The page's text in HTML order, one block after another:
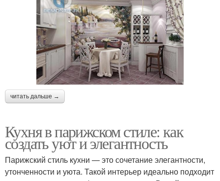
читать дальше →
Кухня в парижском стиле: как
создать уют и элегантность
Парижский стиль кухни — это сочетание элегантности,
утонченности и уюта. Такой интерьер идеально подходит